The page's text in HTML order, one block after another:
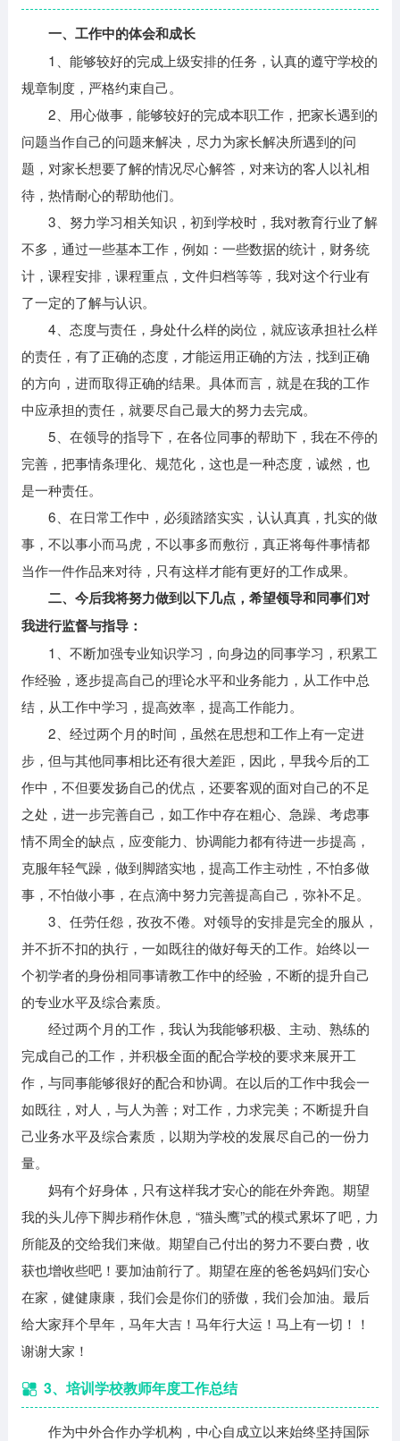
一、工作中的体会和成长
1、能够较好的完成上级安排的任务，认真的遵守学校的
规章制度，严格约束自己。
2、用心做事，能够较好的完成本职工作，把家长遇到的
问题当作自己的问题来解决，尽力为家长解决所遇到的问
题，对家长想要了解的情况尽心解答，对来访的客人以礼相
待，热情耐心的帮助他们。
3、努力学习相关知识，初到学校时，我对教育行业了解
不多，通过一些基本工作，例如：一些数据的统计，财务统
计，课程安排，课程重点，文件归档等等，我对这个行业有
了一定的了解与认识。
4、态度与责任，身处什么样的岗位，就应该承担社么样
的责任，有了正确的态度，才能运用正确的方法，找到正确
的方向，进而取得正确的结果。具体而言，就是在我的工作
中应承担的责任，就要尽自己最大的努力去完成。
5、在领导的指导下，在各位同事的帮助下，我在不停的
完善，把事情条理化、规范化，这也是一种态度，诚然，也
是一种责任。
6、在日常工作中，必须踏踏实实，认认真真，扎实的做
事，不以事小而马虎，不以事多而敷衍，真正将每件事情都
当作一件作品来对待，只有这样才能有更好的工作成果。
二、今后我将努力做到以下几点，希望领导和同事们对
我进行监督与指导：
1、不断加强专业知识学习，向身边的同事学习，积累工
作经验，逐步提高自己的理论水平和业务能力，从工作中总
结，从工作中学习，提高效率，提高工作能力。
2、经过两个月的时间，虽然在思想和工作上有一定进
步，但与其他同事相比还有很大差距，因此，早我今后的工
作中，不但要发扬自己的优点，还要客观的面对自己的不足
之处，进一步完善自己，如工作中存在粗心、急躁、考虑事
情不周全的缺点，应变能力、协调能力都有待进一步提高，
克服年轻气躁，做到脚踏实地，提高工作主动性，不怕多做
事，不怕做小事，在点滴中努力完善提高自己，弥补不足。
3、任劳任怨，孜孜不倦。对领导的安排是完全的服从，
并不折不扣的执行，一如既往的做好每天的工作。始终以一
个初学者的身份相同事请教工作中的经验，不断的提升自己
的专业水平及综合素质。
经过两个月的工作，我认为我能够积极、主动、熟练的
完成自己的工作，并积极全面的配合学校的要求来展开工
作，与同事能够很好的配合和协调。在以后的工作中我会一
如既往，对人，与人为善；对工作，力求完美；不断提升自
己业务水平及综合素质，以期为学校的发展尽自己的一份力
量。
妈有个好身体，只有这样我才安心的能在外奔跑。期望
我的头儿停下脚步稍作休息，“猫头鹰”式的模式累坏了吧，力
所能及的交给我们来做。期望自己付出的努力不要白费，收
获也增收些吧！要加油前行了。期望在座的爸爸妈妈们安心
在家，健健康康，我们会是你们的骄傲，我们会加油。最后
给大家拜个早年，马年大吉！马年行大运！马上有一切！！
谢谢大家！
3、培训学校教师年度工作总结
作为中外合作办学机构，中心自成立以来始终坚持国际